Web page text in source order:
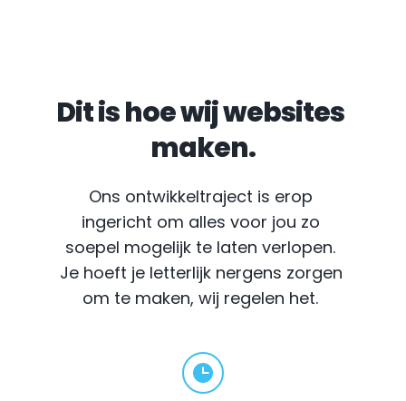
Dit is hoe wij websites
maken.
Ons ontwikkeltraject is erop
ingericht om alles voor jou zo
soepel mogelijk te laten verlopen.
Je hoeft je letterlijk nergens zorgen
om te maken, wij regelen het.